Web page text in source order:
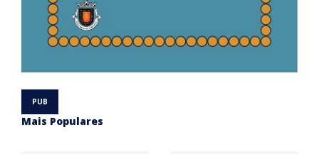
Mais Populares